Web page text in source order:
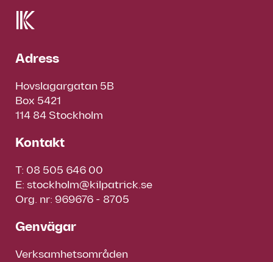
Adress
Hovslagargatan 5B
Box 5421
114 84 Stockholm
Kontakt
T: 08 505 646 00
E: stockholm@kilpatrick.se
Org. nr: 969676 - 8705
Genvägar
Verksamhetsområden